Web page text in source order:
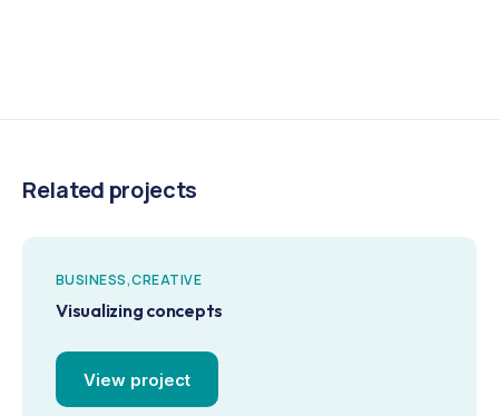
Related projects
BUSINESS CREATIVE
Visualizing concepts
View project